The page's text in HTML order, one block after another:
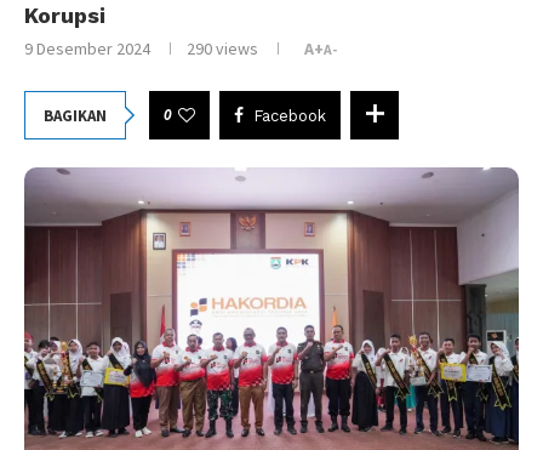
Korupsi
9 Desember 2024 290views A+A-
BAGIKAN 0 Facebook